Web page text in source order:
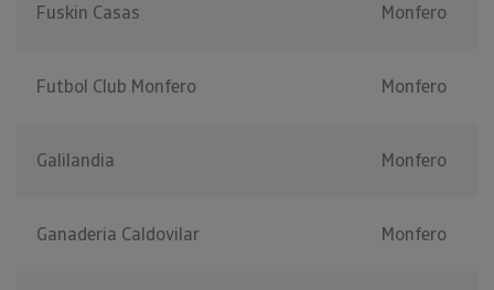
Fuskin Casas Monfero
Futbol Club Monfero Monfero
Galilandia Monfero
Ganaderia Caldovilar Monfero